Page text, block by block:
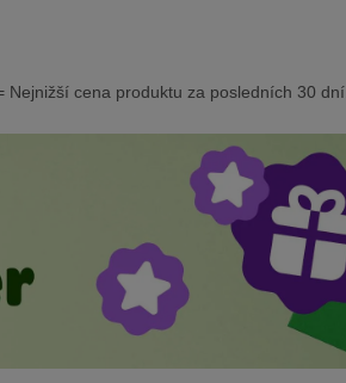
cena produktu za posledních 30 dní.